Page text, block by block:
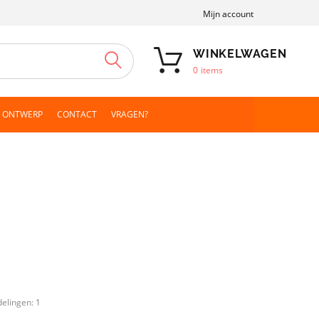
Mijn account
ZOEKEN WINKELWAGEN
0 items
CONTACT VRAGEN?
1